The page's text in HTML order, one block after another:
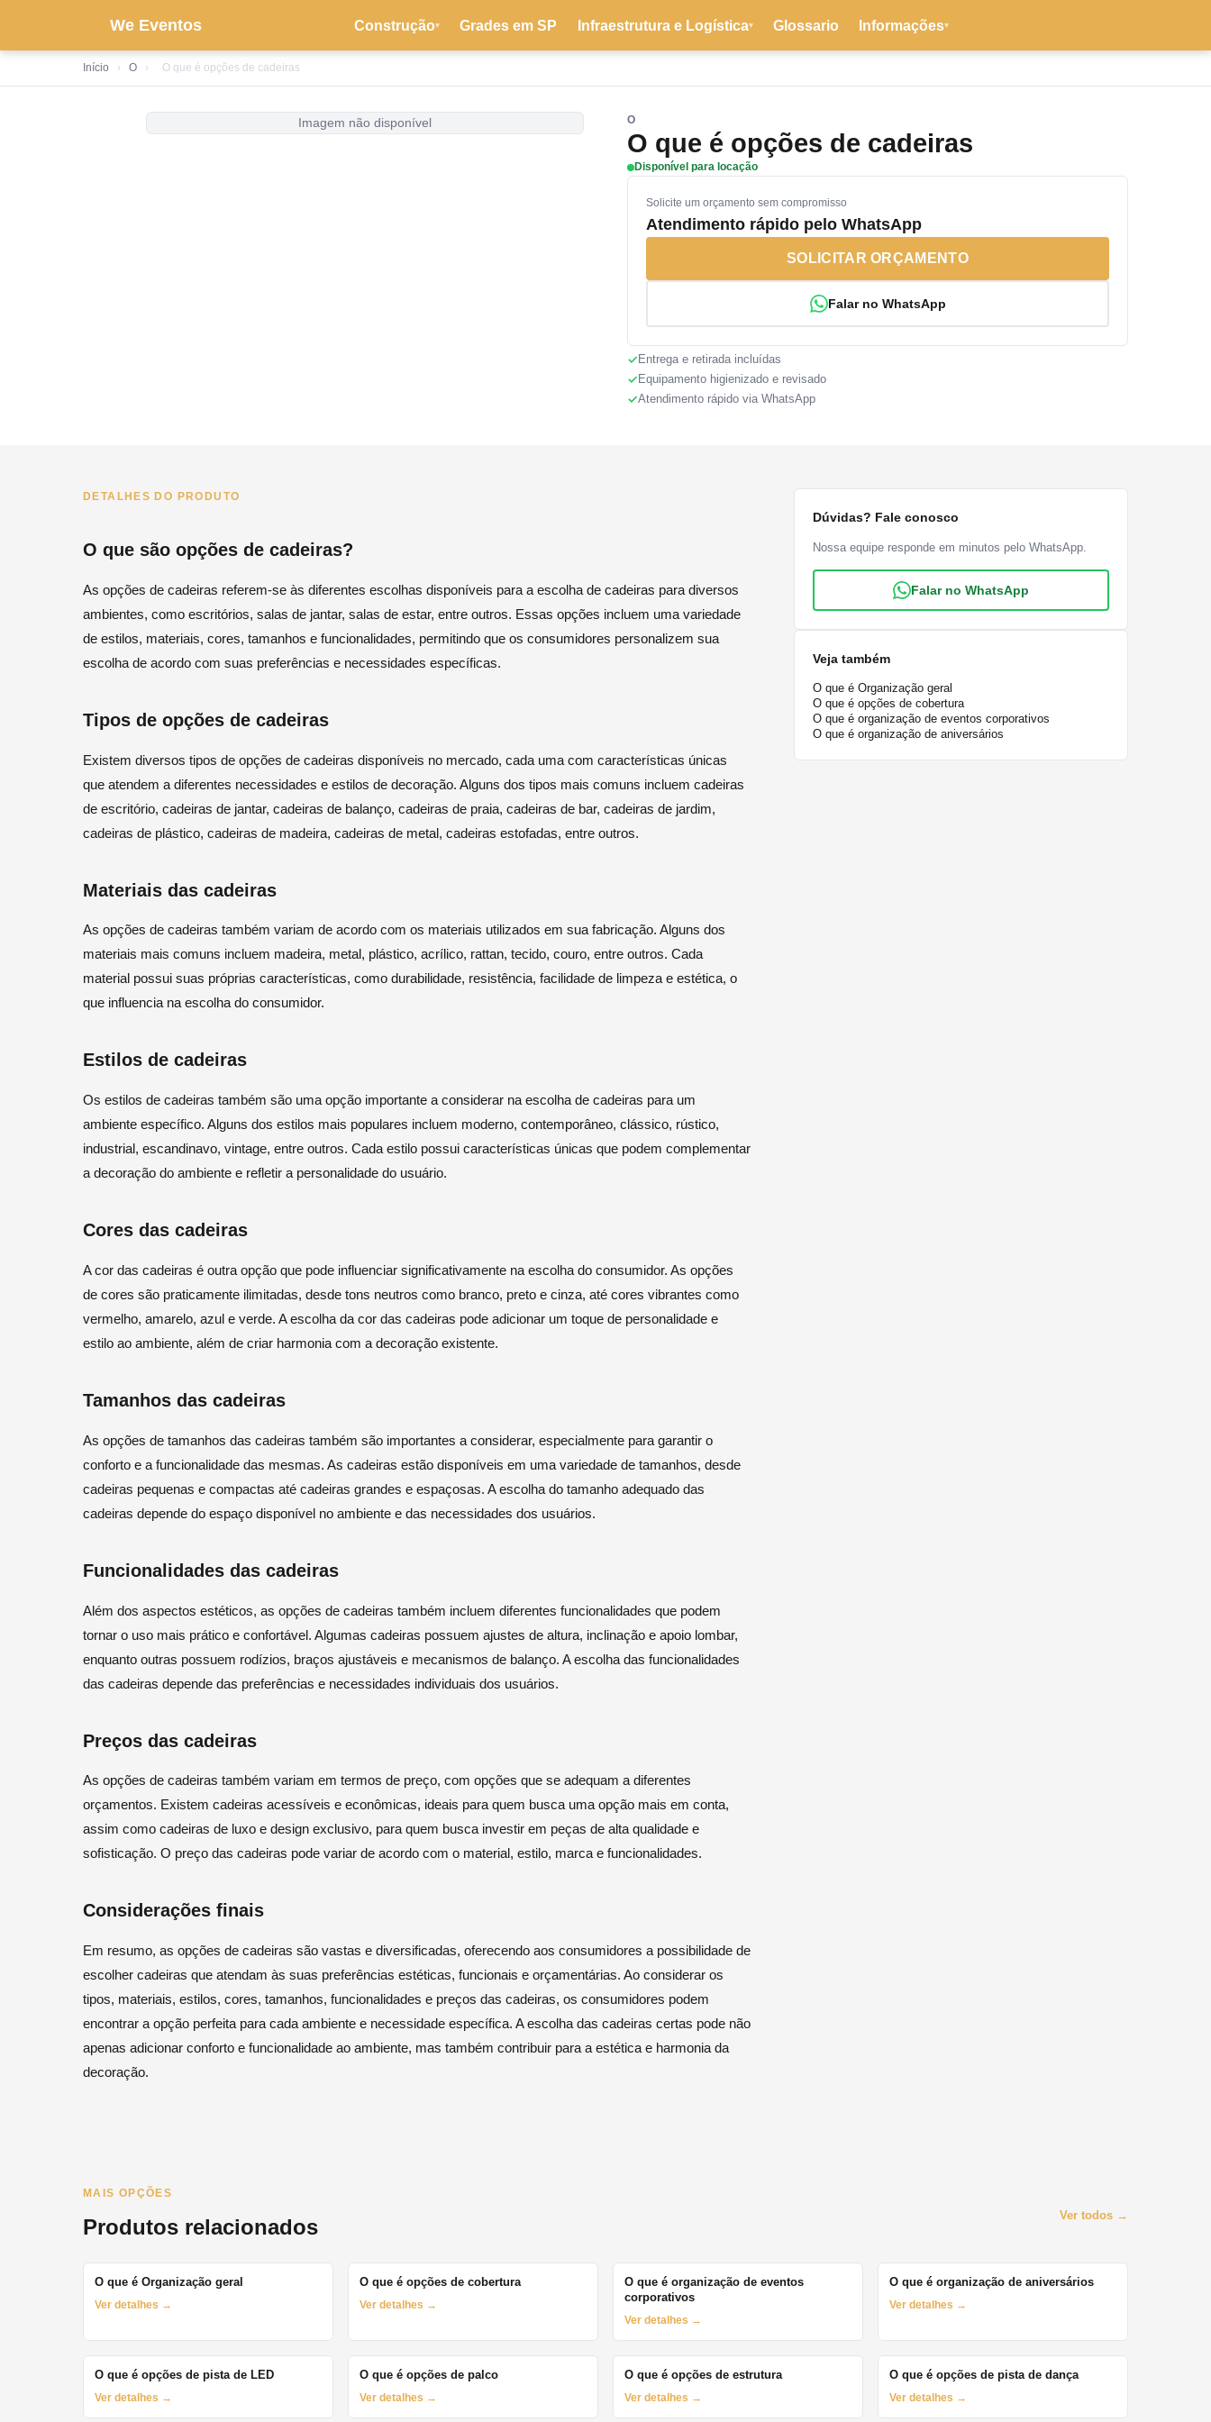
We Eventos Construção▾ Grades em SP Infraestrutura e Logística▾ Glossario Informações▾
Início › O › O que é opções de cadeiras
Imagem não disponível O
O que é opções de cadeiras
Disponível para locação
Solicite um orçamento sem compromisso
Atendimento rápido pelo WhatsApp
SOLICITAR ORÇAMENTO
Falar no WhatsApp
Entrega e retirada incluídas
Equipamento higienizado e revisado
Atendimento rápido via WhatsApp
DETALHES DO PRODUTO
O que são opções de cadeiras?
As opções de cadeiras referem-se às diferentes escolhas disponíveis para a escolha de cadeiras para diversos
ambientes, como escritórios, salas de jantar, salas de estar, entre outros. Essas opções incluem uma variedade
de estilos, materiais, cores, tamanhos e funcionalidades, permitindo que os consumidores personalizem sua
escolha de acordo com suas preferências e necessidades específicas.
Tipos de opções de cadeiras
Existem diversos tipos de opções de cadeiras disponíveis no mercado, cada uma com características únicas
que atendem a diferentes necessidades e estilos de decoração. Alguns dos tipos mais comuns incluem cadeiras
de escritório, cadeiras de jantar, cadeiras de balanço, cadeiras de praia, cadeiras de bar, cadeiras de jardim,
cadeiras de plástico, cadeiras de madeira, cadeiras de metal, cadeiras estofadas, entre outros.
Materiais das cadeiras
As opções de cadeiras também variam de acordo com os materiais utilizados em sua fabricação. Alguns dos
materiais mais comuns incluem madeira, metal, plástico, acrílico, rattan, tecido, couro, entre outros. Cada
material possui suas próprias características, como durabilidade, resistência, facilidade de limpeza e estética, o
que influencia na escolha do consumidor.
Estilos de cadeiras
Os estilos de cadeiras também são uma opção importante a considerar na escolha de cadeiras para um
ambiente específico. Alguns dos estilos mais populares incluem moderno, contemporâneo, clássico, rústico,
industrial, escandinavo, vintage, entre outros. Cada estilo possui características únicas que podem complementar
a decoração do ambiente e refletir a personalidade do usuário.
Cores das cadeiras
A cor das cadeiras é outra opção que pode influenciar significativamente na escolha do consumidor. As opções
de cores são praticamente ilimitadas, desde tons neutros como branco, preto e cinza, até cores vibrantes como
vermelho, amarelo, azul e verde. A escolha da cor das cadeiras pode adicionar um toque de personalidade e
estilo ao ambiente, além de criar harmonia com a decoração existente.
Tamanhos das cadeiras
As opções de tamanhos das cadeiras também são importantes a considerar, especialmente para garantir o
conforto e a funcionalidade das mesmas. As cadeiras estão disponíveis em uma variedade de tamanhos, desde
cadeiras pequenas e compactas até cadeiras grandes e espaçosas. A escolha do tamanho adequado das
cadeiras depende do espaço disponível no ambiente e das necessidades dos usuários.
Funcionalidades das cadeiras
Além dos aspectos estéticos, as opções de cadeiras também incluem diferentes funcionalidades que podem
tornar o uso mais prático e confortável. Algumas cadeiras possuem ajustes de altura, inclinação e apoio lombar,
enquanto outras possuem rodízios, braços ajustáveis e mecanismos de balanço. A escolha das funcionalidades
das cadeiras depende das preferências e necessidades individuais dos usuários.
Preços das cadeiras
As opções de cadeiras também variam em termos de preço, com opções que se adequam a diferentes
orçamentos. Existem cadeiras acessíveis e econômicas, ideais para quem busca uma opção mais em conta,
assim como cadeiras de luxo e design exclusivo, para quem busca investir em peças de alta qualidade e
sofisticação. O preço das cadeiras pode variar de acordo com o material, estilo, marca e funcionalidades.
Considerações finais
Em resumo, as opções de cadeiras são vastas e diversificadas, oferecendo aos consumidores a possibilidade de
escolher cadeiras que atendam às suas preferências estéticas, funcionais e orçamentárias. Ao considerar os
tipos, materiais, estilos, cores, tamanhos, funcionalidades e preços das cadeiras, os consumidores podem
encontrar a opção perfeita para cada ambiente e necessidade específica. A escolha das cadeiras certas pode não
apenas adicionar conforto e funcionalidade ao ambiente, mas também contribuir para a estética e harmonia da
decoração.
Dúvidas? Fale conosco
Nossa equipe responde em minutos pelo WhatsApp.
Falar no WhatsApp
Veja também
O que é Organização geral
O que é opções de cobertura
O que é organização de eventos corporativos
O que é organização de aniversários
MAIS OPÇÕES
Produtos relacionados Ver todos →
O que é Organização geral
Ver detalhes →
O que é opções de cobertura
Ver detalhes →
O que é organização de eventos
corporativos
Ver detalhes →
O que é organização de aniversários
Ver detalhes →
O que é opções de pista de LED
Ver detalhes →
O que é opções de palco
Ver detalhes →
O que é opções de estrutura
Ver detalhes →
O que é opções de pista de dança
Ver detalhes →